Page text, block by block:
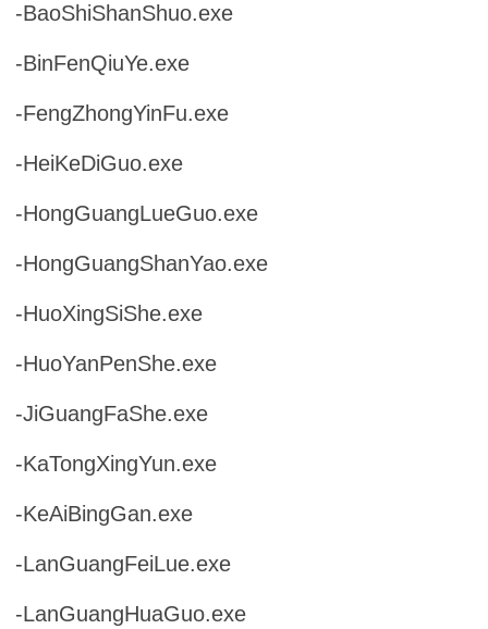
-BaoShiShanShuo.exe
-BinFenQiuYe.exe
-FengZhongYinFu.exe
-HeiKeDiGuo.exe
-HongGuangLueGuo.exe
-HongGuangShanYao.exe
-HuoXingSiShe.exe
-HuoYanPenShe.exe
-JiGuangFaShe.exe
-KaTongXingYun.exe
-KeAiBingGan.exe
-LanGuangFeiLue.exe
-LanGuangHuaGuo.exe